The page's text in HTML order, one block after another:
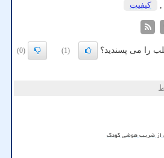
, كیفیت
را می پسندید؟ (1)
(0)
از ضریب هوشی کودک